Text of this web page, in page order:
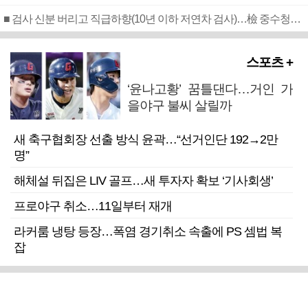
■ 검사 신분 버리고 직급하향(10년 이하 저연차 검사)…檢 중수청행 기피
스포츠 +
‘윤나고황’ 꿈틀댄다…거인 가
을야구 불씨 살릴까
새 축구협회장 선출 방식 윤곽…“선거인단 192→2만
명”
해체설 뒤집은 LIV 골프…새 투자자 확보 ‘기사회생’
프로야구 취소…11일부터 재개
라커룸 냉탕 등장…폭염 경기취소 속출에 PS 셈법 복
잡